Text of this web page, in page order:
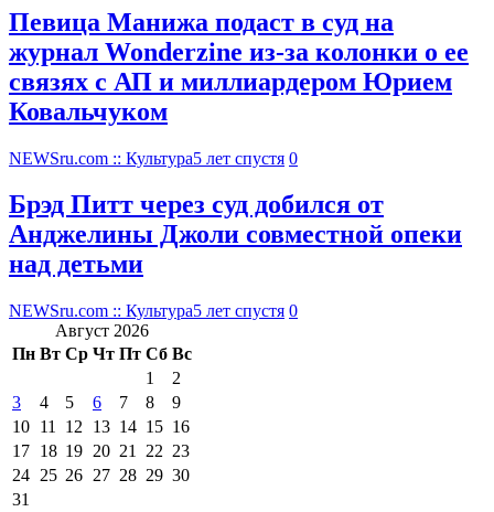
Певица Манижа подаст в суд на
журнал Wonderzine из-за колонки о ее
связях с АП и миллиардером Юрием
Ковальчуком
NEWSru.com :: Культура5 лет спустя 0
Брэд Питт через суд добился от
Анджелины Джоли совместной опеки
над детьми
NEWSru.com :: Культура5 лет спустя 0
Август 2026
Пн Вт Ср Чт Пт Сб Вс
1
2
3
4 5 6 7 8
9
10 11 12 13 14 15 16
17 18 19 20 21 22 23
24 25 26 27 28 29 30
31